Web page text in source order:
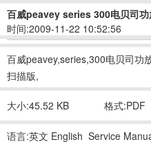
百威peavey series 300电贝司功
时间:2009-11-22 10:52:56
百威peavey,series,300电贝司功
扫描版,
大小:45.52 KB 格式:PDF
语言:英文 English Service